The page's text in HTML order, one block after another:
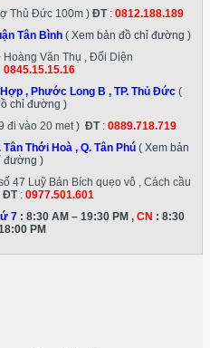
Thủ Đức 100m ) ĐT: 0812.188.189
Tân Bình ( Xem bản đồ chỉ đường )
Hoàng Văn Thụ , Đối Diện
0845.15.15.16
, Phước Long B , TP. Thủ Đức (
chỉ đường )
đi vào 20 met ) ĐT: 0889.718.719
Thới Hoà , Q. Tân Phú ( Xem bản
đường )
47 Luỹ Bán Bích quẹo vô , Cách cầu
ĐT: 0977.501.601
7: 8:30 AM – 19:30 PM , CN : 8:30
PM